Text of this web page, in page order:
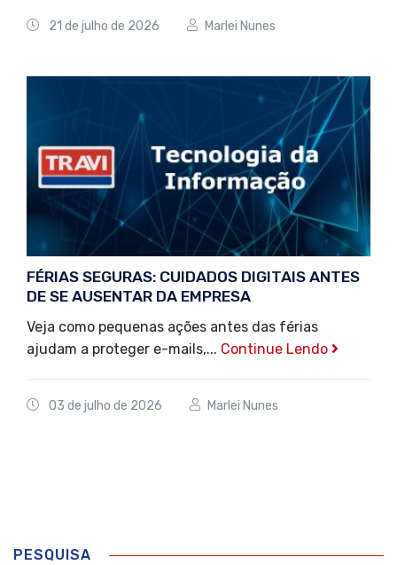
21 de julho de 2026 Marlei Nunes
FÉRIAS SEGURAS: CUIDADOS DIGITAIS ANTES
DE SE AUSENTAR DA EMPRESA
Veja como pequenas ações antes das férias
ajudam a proteger e-mails,... Continue Lendo
03 de julho de 2026 Marlei Nunes
PESQUISA